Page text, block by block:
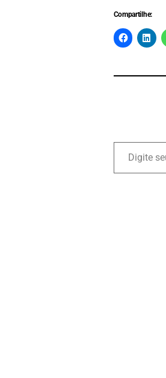
Compartilhe: